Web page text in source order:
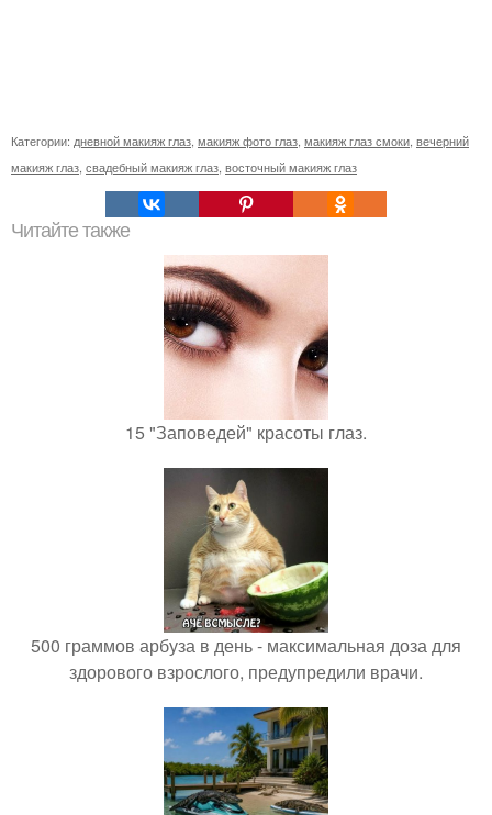
Категории: дневной макияж глаз макияж фото глаз макияж глаз смоки вечерний
макияж глаз свадебный макияж глаз восточный макияж глаз
Читайте также
15 "Заповедей" красоты глаз.
500 граммов арбуза в день - максимальная доза для
здорового взрослого, предупредили врачи.